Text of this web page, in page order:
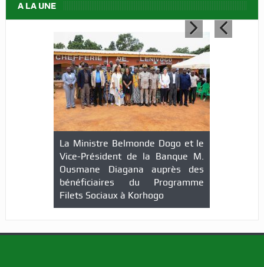
A LA UNE
La Ministre Belmonde Dogo et le
Vice-Président de la Banque M.
Ousmane Diagana auprès des
bénéficiaires du Programme
Filets Sociaux à Korhogo